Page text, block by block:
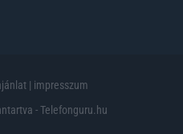
| impresszum
- Telefonguru.hu